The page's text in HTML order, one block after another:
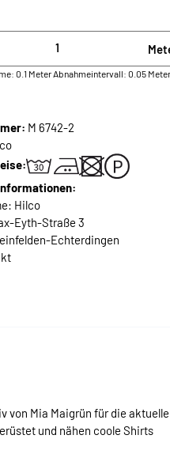
0.1 MeterAbnahmeintervall: 0.05 Meter
M 6742-2
Hilco
Eyth-Straße 3
Echterdingen
von Mia Maigrün für die aktuelle
und nähen coole Shirts